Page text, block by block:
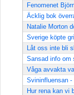
Fenomenet
Äcklig bok
Natalie Morton
Sverige köpte
Låt oss inte bli
Sansad info om
Våga avvakta
Svininfluensan
Hur rena kan vi